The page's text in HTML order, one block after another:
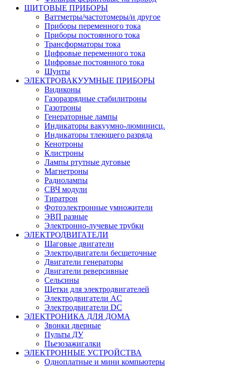
ЩИТОВЫЕ ПРИБОРЫ
Ваттметры/частотомеры/и другое
Приборы переменного тока
Приборы постоянного тока
Трансформаторы тока
Цифровые переменного тока
Цифровые постоянного тока
Шунты
ЭЛЕКТРОВАКУУМНЫЕ ПРИБОРЫ
Видиконы
Газоразрядные стабилитроны
Газотроны
Генераторные лампы
Индикаторы вакуумно-люминисц.
Индикаторы тлеющего разряда
Кенотроны
Клистроны
Лампы ртутные дуговые
Магнетроны
Радиолампы
СВЧ модули
Тиратрон
Фотоэлектронные умножители
ЭВП разные
Электронно-лучевые трубки
ЭЛЕКТРОДВИГАТЕЛИ
Шаговые двигатели
Электродвигатели бесщеточные
Двигатели генераторы
Двигатели реверсивные
Сельсины
Щетки для электродвигателей
Электродвигатели AC
Электродвигатели DC
ЭЛЕКТРОНИКА ДЛЯ ДОМА
Звонки дверные
Пульты ДУ
Пьезозажигалки
ЭЛЕКТРОННЫЕ УСТРОЙСТВА
Одноплатные и мини компьютеры